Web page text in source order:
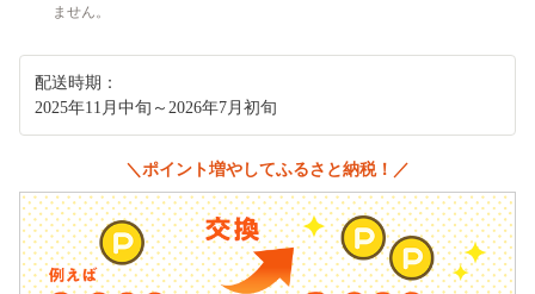
ません。
配送時期：
2025年11月中旬～2026年7月初旬
＼ポイント増やしてふるさと納税！／